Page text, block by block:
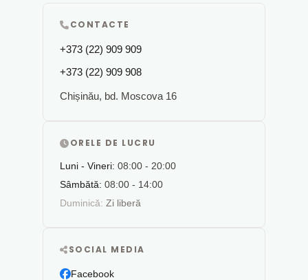
CONTACTE
+373 (22) 909 909
+373 (22) 909 908
Chișinău, bd. Moscova 16
ORELE DE LUCRU
Luni - Vineri: 08:00 - 20:00
Sâmbătă: 08:00 - 14:00
Duminică: Zi liberă
SOCIAL MEDIA
Facebook